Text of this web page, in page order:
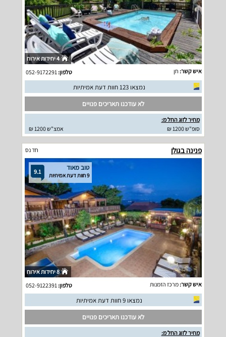
4 יחידות אירוח
איש קשר: חן טלפון:052-9172291
נמצאו 123 חוות דעת אמיתיות
לא עודכנו תאריכים פנויים
מחיר לזוג החל מ:
סופ"ש 1200 ₪
אמצ"ש 1200 ₪
פנינה בגולן חד נס
9.1 טוב מאוד
9 חוות דעת אמיתיות
8 יחידות אירוח
איש קשר:מרכז הזמנות טלפון:
נמצאו 9 חוות דעת אמיתיות
לא עודכנו תאריכים פנויים
מחיר לזוג החל מ: